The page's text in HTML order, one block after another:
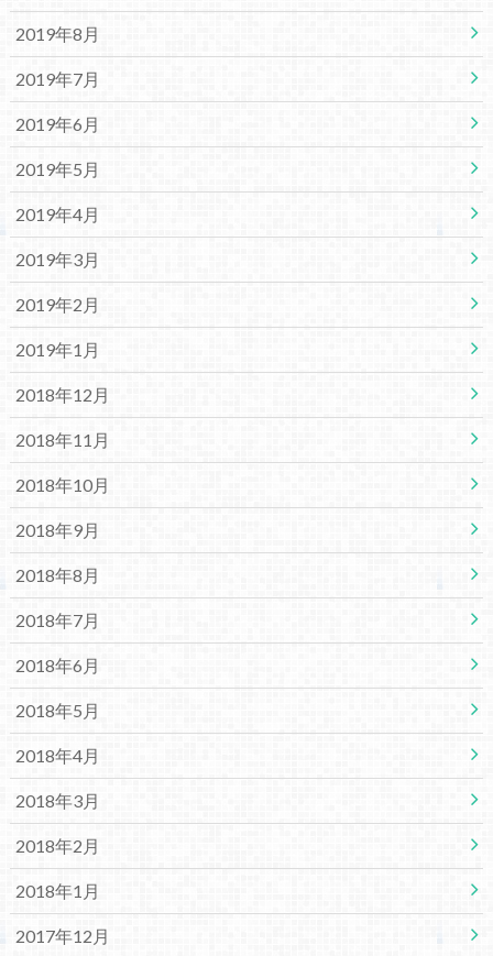
2019年8月
2019年7月
2019年6月
2019年5月
2019年4月
2019年3月
2019年2月
2019年1月
2018年12月
2018年11月
2018年10月
2018年9月
2018年8月
2018年7月
2018年6月
2018年5月
2018年4月
2018年3月
2018年2月
2018年1月
2017年12月